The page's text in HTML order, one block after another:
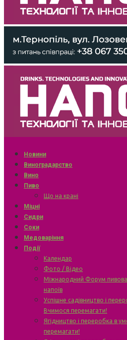
Новини
Виноградарство
Вино
Пиво
Що на крані
Міцні
Сидри
Соки
Медоваріння
Події
Календар
Фото / Відео
Міжнародний Форум
напоїв
Успішне садівництво і
Вчимося перемагати!
Ягідництво і переробка в
перемагати!